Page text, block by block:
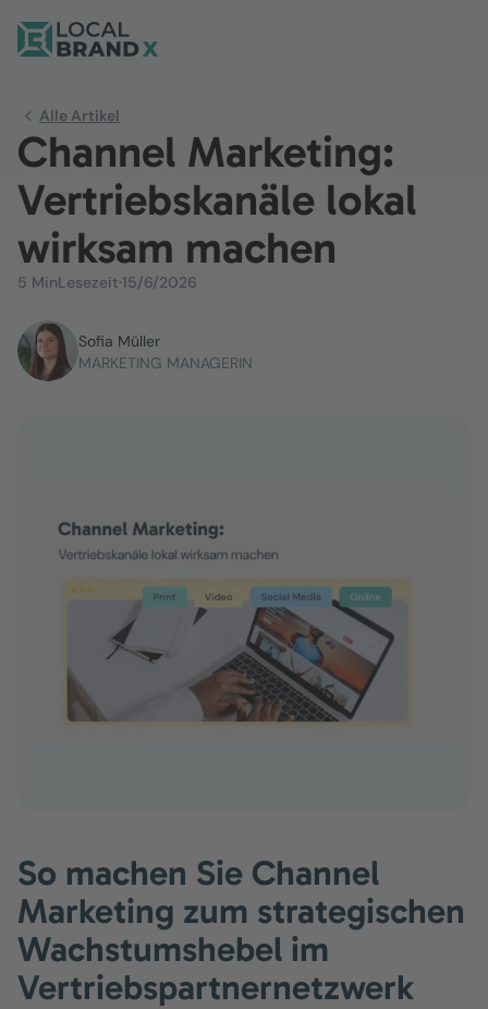
Alle Artikel
Channel Marketing:
Vertriebskanäle lokal
wirksam machen
5 MinLesezeit·15/6/2026
Sofia Müller
MARKETING MANAGERIN
So machen Sie Channel
Marketing zum strategischen
Wachstumshebel im
Vertriebspartnernetzwerk